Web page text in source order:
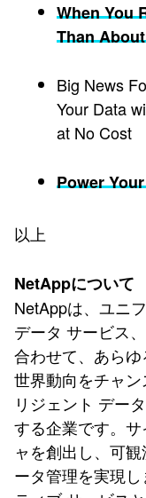
When You
Than
Big News
Your Data
at No Cost
Power
以上
NetAppについて
NetAppは、ユニ
データ サービス
合わせて、あら
世界動向をチャ
リジェント デー
する企業です。
ャを創出し、可
ータ管理を実現